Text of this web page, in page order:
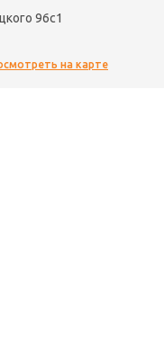
96с1
на карте